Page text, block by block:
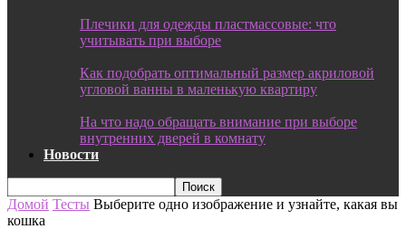
Плечики для одежды пластмассовые: что
учитывать при выборе
Как подобрать оптимальный размер акриловой
угловой ванны в маленькую квартиру
На что надо обращать внимание при выборе
внутренних дверей в комнату
Новости
Домой Тесты Выберите одно изображение и узнайте, какая вы
кошка